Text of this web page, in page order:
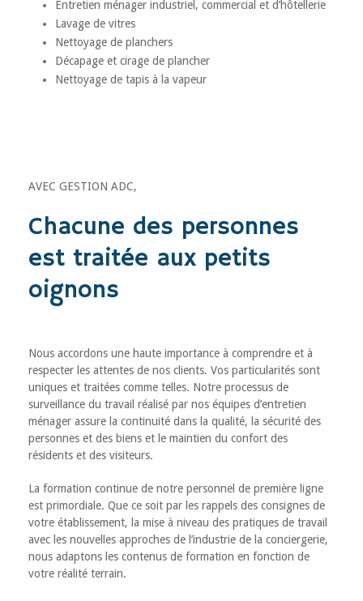
Entretien ménager industriel, commercial et d’hôtellerie
Lavage de vitres
Nettoyage de planchers
Décapage et cirage de plancher
Nettoyage de tapis à la vapeur
AVEC GESTION ADC,
Chacune des personnes
est traitée aux petits
oignons
Nous accordons une haute importance à comprendre et à
respecter les attentes de nos clients. Vos particularités sont
uniques et traitées comme telles. Notre processus de
surveillance du travail réalisé par nos équipes d’entretien
ménager assure la continuité dans la qualité, la sécurité des
personnes et des biens et le maintien du confort des
résidents et des visiteurs.
La formation continue de notre personnel de première ligne
est primordiale. Que ce soit par les rappels des consignes de
votre établissement, la mise à niveau des pratiques de travail
avec les nouvelles approches de l’industrie de la conciergerie,
nous adaptons les contenus de formation en fonction de
votre réalité terrain.